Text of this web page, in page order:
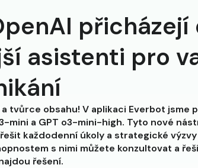
přicházejí
asistenti pro
tvůrce obsahu! V aplikaci Everbot jsme
mini a GPT o3-mini-high. Tyto nové
každodenní úkoly a strategické
s nimi můžete konzultovat a
řešení.